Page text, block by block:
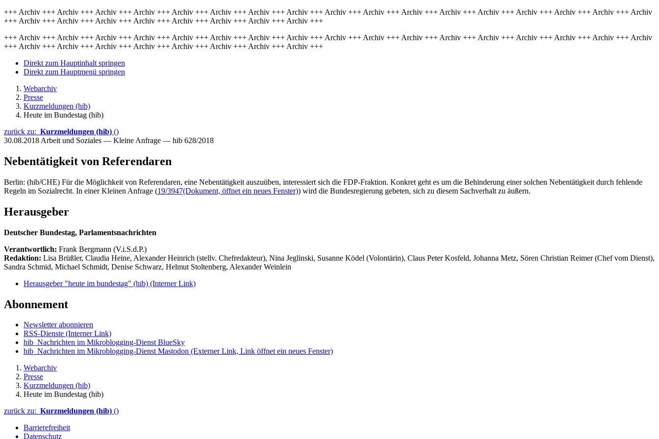
+++ Archiv +++ Archiv +++ Archiv +++ Archiv +++ Archiv +++ Archiv +++ Archiv +++ Archiv +++ Archiv +++ Archiv +++ Archiv +++ Archiv +++ Archiv +++ Archiv +++ Archiv +++ Archiv +++ Archiv
+++ Archiv +++ Archiv +++ Archiv +++ Archiv +++ Archiv +++ Archiv +++ Archiv +++ Archiv +++
+++ Archiv +++ Archiv +++ Archiv +++ Archiv +++ Archiv +++ Archiv +++ Archiv +++ Archiv +++ Archiv +++ Archiv +++ Archiv +++ Archiv +++ Archiv +++ Archiv +++ Archiv +++ Archiv +++ Archiv
+++ Archiv +++ Archiv +++ Archiv +++ Archiv +++ Archiv +++ Archiv +++ Archiv +++ Archiv +++
Direkt zum Hauptinhalt springen
Direkt zum Hauptmenü springen
Webarchiv
Presse
Kurzmeldungen (hib)
Heute im Bundestag (hib)
zurück zu: Kurzmeldungen (hib) ()
30.08.2018 Arbeit und Soziales — Kleine Anfrage — hib 628/2018
Nebentätigkeit von Referendaren
Berlin: (hib/CHE) Für die Möglichkeit von Referendaren, eine Nebentätigkeit auszuüben, interessiert sich die FDP-Fraktion. Konkret geht es um die Behinderung einer solchen Nebentätigkeit durch fehlende
Regeln im Sozialrecht. In einer Kleinen Anfrage (19/3947(Dokument, öffnet ein neues Fenster)) wird die Bundesregierung gebeten, sich zu diesem Sachverhalt zu äußern.
Herausgeber
Deutscher Bundestag, Parlamentsnachrichten
Verantwortlich: Frank Bergmann (V.i.S.d.P.)
Redaktion: Lisa Brüßler, Claudia Heine, Alexander Heinrich (stellv. Chefredakteur), Nina Jeglinski, Susanne Ködel (Volontärin), Claus Peter Kosfeld, Johanna Metz, Sören Christian Reimer (Chef vom Dienst),
Sandra Schmid, Michael Schmidt, Denise Schwarz, Helmut Stoltenberg, Alexander Weinlein
Herausgeber "heute im bundestag" (hib) (Interner Link)
Abonnement
Newsletter abonnieren
RSS-Dienste (Interner Link)
hib_Nachrichten im Mikroblogging-Dienst BlueSky
hib_Nachrichten im Mikroblogging-Dienst Mastodon (Externer Link, Link öffnet ein neues Fenster)
Webarchiv
Presse
Kurzmeldungen (hib)
Heute im Bundestag (hib)
zurück zu: Kurzmeldungen (hib) ()
Barrierefreiheit
Datenschutz